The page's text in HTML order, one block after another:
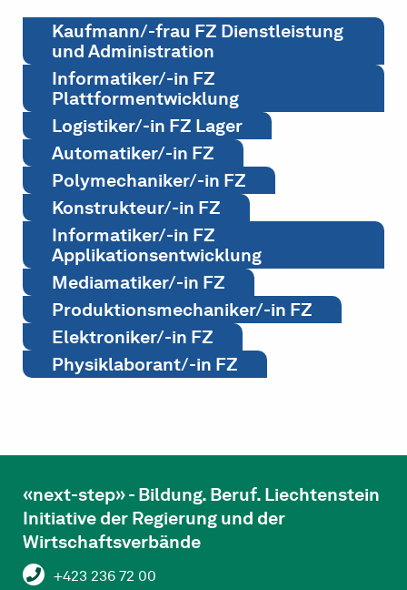
Kaufmann/-frau FZ Dienstleistung
und Administration
Informatiker/-in FZ
Plattformentwicklung
Logistiker/-in FZ Lager
Automatiker/-in FZ
Polymechaniker/-in FZ
Konstrukteur/-in FZ
Informatiker/-in FZ
Applikationsentwicklung
Mediamatiker/-in FZ
Produktionsmechaniker/-in FZ
Elektroniker/-in FZ
Physiklaborant/-in FZ
«next-step» - Bildung. Beruf. Liechtenstein
Initiative der Regierung und der
Wirtschaftsverbände
+423 236 72 00